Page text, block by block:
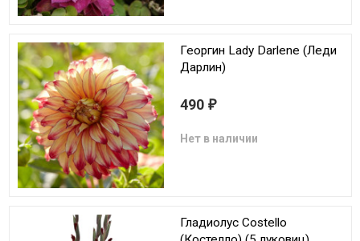
Георгин Lady Darlene (Леди
Дарлин)
490 ₽
Нет в наличии
Гладиолус Costello